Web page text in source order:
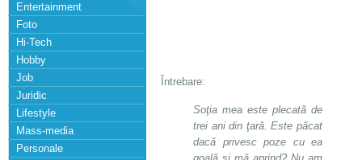
Entertainment
Foto
Hi-Tech
Hobby
Job
Juridic
Lifestyle
Mass-media
Personale
Întrebare:
Soţia mea este plecată de
trei ani din ţară. Este păcat
dacă privesc poze cu ea